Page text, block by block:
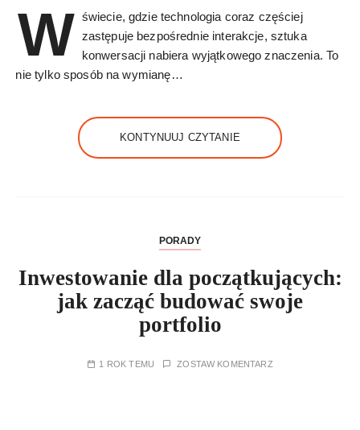
W świecie, gdzie technologia coraz częściej
zastępuje bezpośrednie interakcje, sztuka
konwersacji nabiera wyjątkowego znaczenia. To
nie tylko sposób na wymianę…
KONTYNUUJ CZYTANIE
PORADY
Inwestowanie dla początkujących:
jak zacząć budować swoje
portfolio
1 ROK TEMU ZOSTAW KOMENTARZ